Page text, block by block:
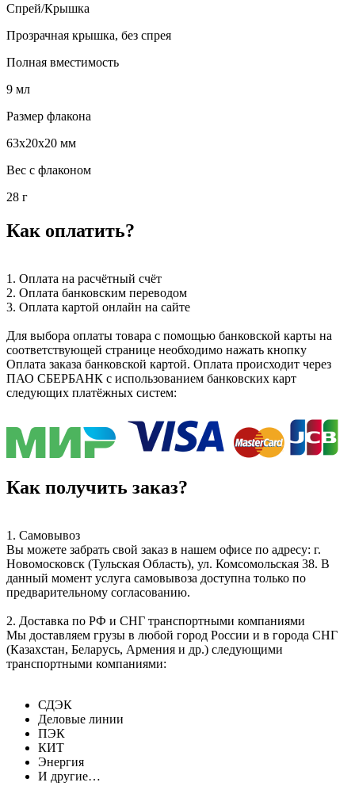
Спрей/Крышка
Прозрачная крышка, без спрея
Полная вместимость
9 мл
Размер флакона
63х20х20 мм
Вес с флаконом
28 г
Как оплатить?
1. Оплата на расчётный счёт
2. Оплата банковским переводом
3. Оплата картой онлайн на сайте
Для выбора оплаты товара с помощью банковской карты на
соответствующей странице необходимо нажать кнопку
Оплата заказа банковской картой. Оплата происходит через
ПАО СБЕРБАНК с использованием банковских карт
следующих платёжных систем:
Как получить заказ?
1. Самовывоз
Вы можете забрать свой заказ в нашем офисе по адресу: г.
Новомосковск (Тульская Область), ул. Комсомольская 38. В
данный момент услуга самовывоза доступна только по
предварительному согласованию.
2. Доставка по РФ и СНГ транспортными компаниями
Мы доставляем грузы в любой город России и в города СНГ
(Казахстан, Беларусь, Армения и др.) следующими
транспортными компаниями:
СДЭК
Деловые линии
ПЭК
КИТ
Энергия
И другие…